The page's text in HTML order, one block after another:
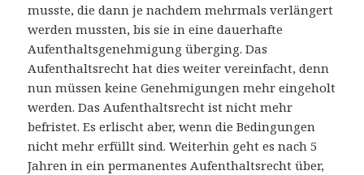
musste, die dann je nachdem mehrmals verlängert
werden mussten, bis sie in eine dauerhafte
Aufenthaltsgenehmigung überging. Das
Aufenthaltsrecht hat dies weiter vereinfacht, denn
nun müssen keine Genehmigungen mehr eingeholt
werden. Das Aufenthaltsrecht ist nicht mehr
befristet. Es erlischt aber, wenn die Bedingungen
nicht mehr erfüllt sind. Weiterhin geht es nach 5
Jahren in ein permanentes Aufenthaltsrecht über,